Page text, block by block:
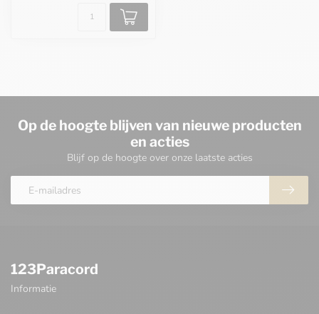
Op de hoogte blijven van nieuwe producten
en acties
Blijf op de hoogte over onze laatste acties
123Paracord
Informatie